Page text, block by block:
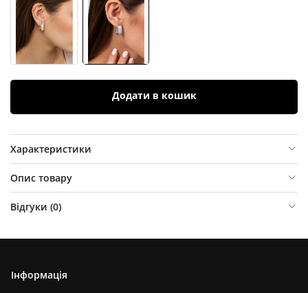
Додати в кошик
Характеристики
Опис товару
Відгуки (0)
Інформація